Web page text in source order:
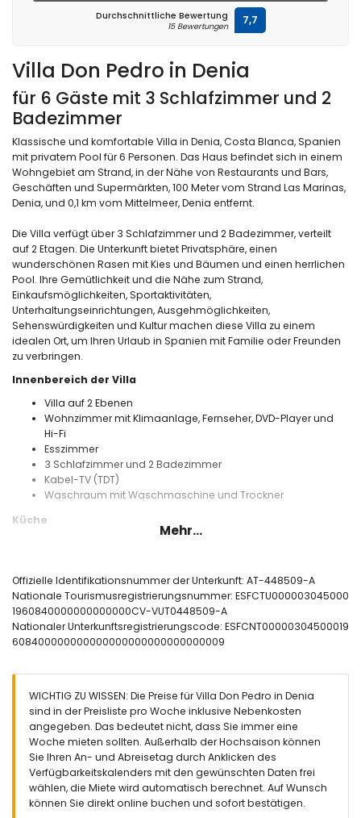
Villa Don Pedro in Denia
für 6 Gäste mit 3 Schlafzimmer und 2
Badezimmer
Klassische und komfortable Villa in Denia, Costa Blanca, Spanien
mit privatem Pool für 6 Personen. Das Haus befindet sich in einem
Wohngebiet am Strand, in der Nähe von Restaurants und Bars,
Geschäften und Supermärkten, 100 Meter vom Strand Las Marinas,
Denia, und 0,1 km vom Mittelmeer, Denia entfernt.
Die Villa verfügt über 3 Schlafzimmer und 2 Badezimmer, verteilt
auf 2 Etagen. Die Unterkunft bietet Privatsphäre, einen
wunderschönen Rasen mit Kies und Bäumen und einen herrlichen
Pool. Ihre Gemütlichkeit und die Nähe zum Strand,
Einkaufsmöglichkeiten, Sportaktivitäten,
Unterhaltungseinrichtungen, Ausgehmöglichkeiten,
Sehenswürdigkeiten und Kultur machen diese Villa zu einem
idealen Ort, um Ihren Urlaub in Spanien mit Familie oder Freunden
zu verbringen.
Innenbereich der Villa
Villa auf 2 Ebenen
Wohnzimmer mit Klimaanlage, Fernseher, DVD-Player und
Hi-Fi
Esszimmer
3 Schlafzimmer und 2 Badezimmer
Kabel-TV (TDT)
Waschraum mit Waschmaschine und Trockner
Küche
Kaffeemaschine, Wasserkocher, Mixer, Toaster und
Saftpresse
Schlafzimmer und Badezimmer
Schlafzimmer mit Klimaanlage, Queensize-Bett (200 x 160
und WC
En-suite Badezimmer mit Einzelwaschbecken, Dusche und
WC
Außenbereich der Villa
eingezäuntes Grundstück
nierenförmiger privater Pool mit den Maßen 8m x 4m und
2m Tiefe
Mehr...
Offizielle Identifikationsnummer der Unterkunft: AT-448509-A
Nationale Tourismusregistrierungsnummer: ESFCTU000003045000
1960840000000000000CV-VUT0448509-A
Nationaler Unterkunftsregistrierungscode: ESFCNT00000304500019
608400000000000000000000000000009
WICHTIG ZU WISSEN: Die Preise für Villa Don Pedro in Denia
sind in der Preisliste pro Woche inklusive Nebenkosten
angegeben. Das bedeutet nicht, dass Sie immer eine
Woche mieten sollten. Außerhalb der Hochsaison können
Sie Ihren An- und Abreisetag durch Anklicken des
Verfügbarkeitskalenders mit den gewünschten Daten frei
wählen, die Miete wird automatisch berechnet. Auf Wunsch
können Sie direkt online buchen und sofort bestätigen.
Durchschnittliche Bewertung
15 Bewertungen 7,7